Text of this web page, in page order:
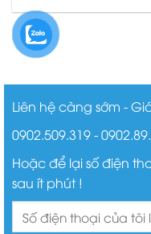
Liên hệ càng sớm -
0902.509.319 -
Hoặc để lại số điện
sau ít phút !